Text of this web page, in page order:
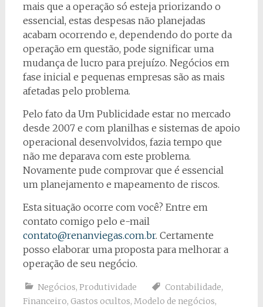
mais que a operação só esteja priorizando o
essencial, estas despesas não planejadas
acabam ocorrendo e, dependendo do porte da
operação em questão, pode significar uma
mudança de lucro para prejuízo. Negócios em
fase inicial e pequenas empresas são as mais
afetadas pelo problema.
Pelo fato da Um Publicidade estar no mercado
desde 2007 e com planilhas e sistemas de apoio
operacional desenvolvidos, fazia tempo que
não me deparava com este problema.
Novamente pude comprovar que é essencial
um planejamento e mapeamento de riscos.
Esta situação ocorre com você? Entre em
contato comigo pelo e-mail
contato@renanviegas.com.br. Certamente
posso elaborar uma proposta para melhorar a
operação de seu negócio.
Negócios, Produtividade Contabilidade,
Financeiro, Gastos ocultos, Modelo de negócios,